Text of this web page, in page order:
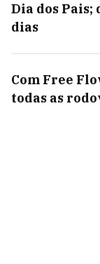
Dia dos Pais;
dias
Com Free
todas as